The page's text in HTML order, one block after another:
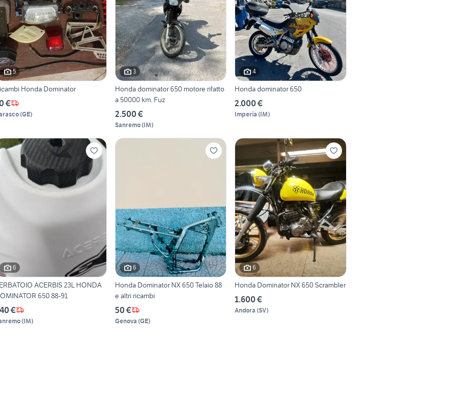
5
Honda Dominator
€
(GE)
3
Honda dominator 650 motore rifatto
a 50000 km. Fuz
2.500 €
Sanremo(IM)
4
Honda dominator 650
2.000 €
Imperia (IM)
6
ACERBIS 23L HONDA
650 88-91
€
(IM)
6
Honda Dominator NX 650 Telaio 88
e altri ricambi
50 €
Genova (GE)
6
Honda Dominator NX 650 Scrambler
1.600 €
Andora (SV)